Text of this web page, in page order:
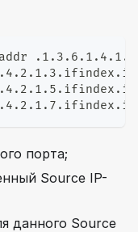
порта;
Source IP-
данного Source